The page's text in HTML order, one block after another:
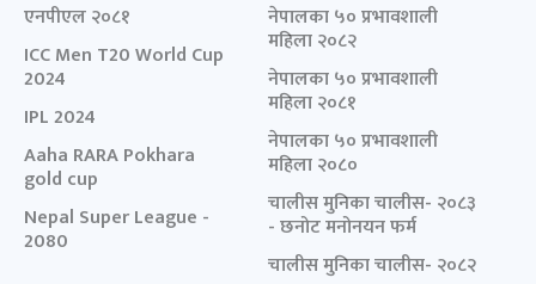
एनपीएल २०८१
ICC Men T20 World Cup
2024
IPL 2024
Aaha RARA Pokhara
gold cup
Nepal Super League -
2080
नेपालका ५० प्रभावशाली
महिला २०८२
नेपालका ५० प्रभावशाली
महिला २०८१
नेपालका ५० प्रभावशाली
महिला २०८०
चालीस मुनिका चालीस- २०८३
- छनोट मनोनयन फर्म
चालीस मुनिका चालीस- २०८२